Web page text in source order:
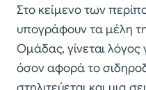
Στο κείμενο των
υπογράφουν τα μέλη
Ομάδας, γίνεται λόγος
όσον αφορά το